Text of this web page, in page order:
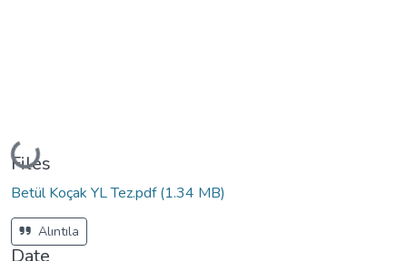
Loading...
Files
Betül Koçak YL Tez.pdf(1.34 MB)
Alıntıla
Date